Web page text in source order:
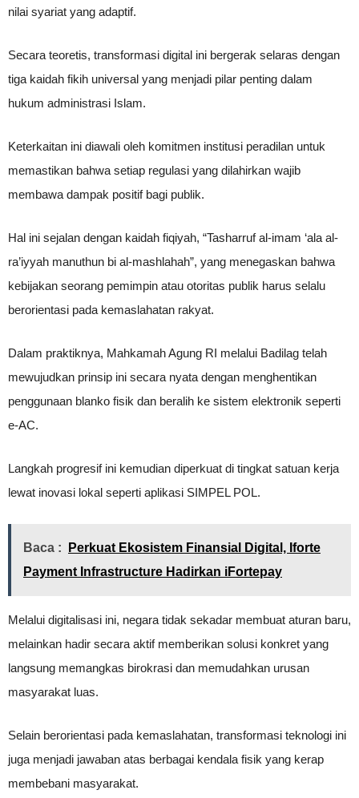
nilai syariat yang adaptif.
Secara teoretis, transformasi digital ini bergerak selaras dengan
tiga kaidah fikih universal yang menjadi pilar penting dalam
hukum administrasi Islam.
Keterkaitan ini diawali oleh komitmen institusi peradilan untuk
memastikan bahwa setiap regulasi yang dilahirkan wajib
membawa dampak positif bagi publik.
Hal ini sejalan dengan kaidah fiqiyah, “Tasharruf al-imam ‘ala al-
ra’iyyah manuthun bi al-mashlahah”, yang menegaskan bahwa
kebijakan seorang pemimpin atau otoritas publik harus selalu
berorientasi pada kemaslahatan rakyat.
Dalam praktiknya, Mahkamah Agung RI melalui Badilag telah
mewujudkan prinsip ini secara nyata dengan menghentikan
penggunaan blanko fisik dan beralih ke sistem elektronik seperti
e-AC.
Langkah progresif ini kemudian diperkuat di tingkat satuan kerja
lewat inovasi lokal seperti aplikasi SIMPEL POL.
Baca :
Perkuat Ekosistem Finansial Digital, Iforte
Payment Infrastructure Hadirkan iFortepay
Melalui digitalisasi ini, negara tidak sekadar membuat aturan baru,
melainkan hadir secara aktif memberikan solusi konkret yang
langsung memangkas birokrasi dan memudahkan urusan
masyarakat luas.
Selain berorientasi pada kemaslahatan, transformasi teknologi ini
juga menjadi jawaban atas berbagai kendala fisik yang kerap
membebani masyarakat.